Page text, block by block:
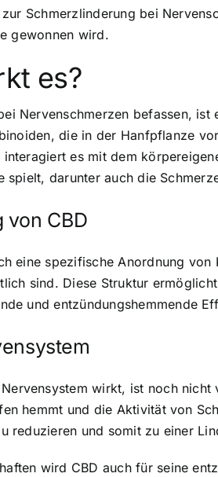
Schmerzlinderung bei
gewonnen wird.
es?
Nervenschmerzen befassen,
die in der Hanfpflanze
es mit dem
spielt, darunter auch die
von CBD
eine spezifische Anordnung
sind. Diese Struktur
und entzündungshemmende
wirkt, ist noch
hemmt und die Aktivität von
reduzieren und somit zu einer
wird CBD auch für seine